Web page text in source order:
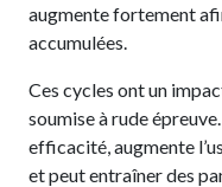
augmente fortement
accumulées.
Ces cycles ont un
soumise à rude
efficacité, augmente
et peut entraîner des